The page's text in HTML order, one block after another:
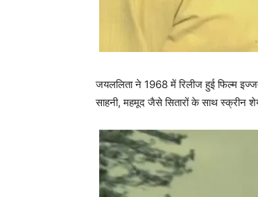
जयललिता ने 1968 में रिलीज हुई फिल्‍म
साहनी, महमूद जैसे सितारों के साथ स्‍क्रीन